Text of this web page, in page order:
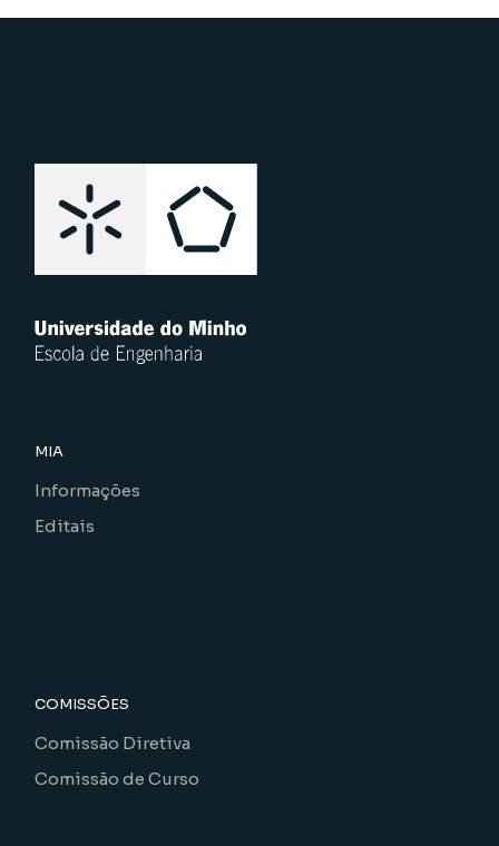
MIA
Informações
Editais
COMISSÕES
Comissão Diretiva
Comissão de Curso